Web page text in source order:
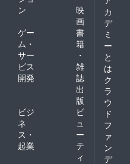
ン
映
画
ゲー
ム・
サー
ビス
開発
書
籍
・
雑
誌
出
版
ビジ
ネ
ス・
起業
ビ
ュ
ー
テ
ィ
カ
デ
ミ
ー
と
は
ク
ラ
ウ
ド
フ
ァ
ン
デ